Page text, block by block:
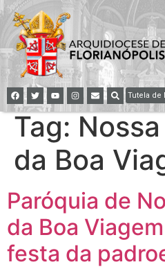
Tutela de
Tag:
da Boa
Paróquia de
da Boa
festa da